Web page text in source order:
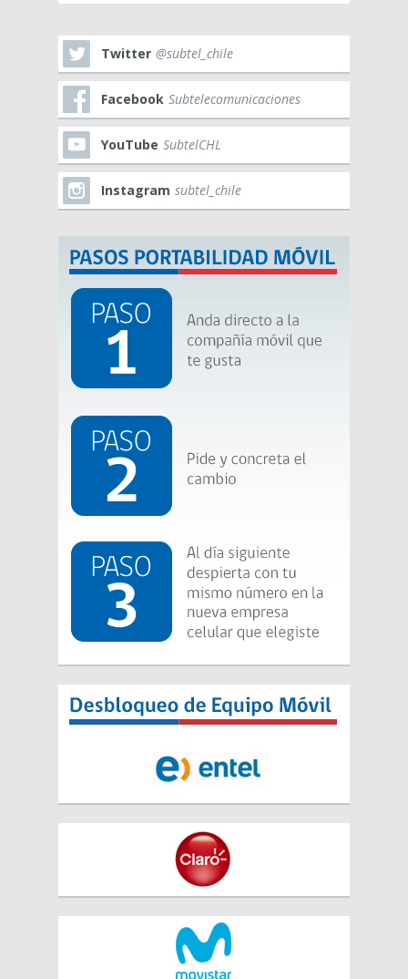
Twitter @subtel_chile
Facebook Subtelecomunicaciones
YouTube SubtelCHL
Instagram subtel_chile